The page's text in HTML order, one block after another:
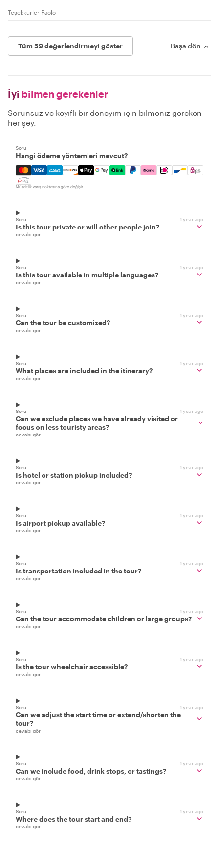
Teşekkürler Paolo
Tüm 59 değerlendirmeyi göster Başa dön
İyi bilmen gerekenler
Sorunsuz ve keyifli bir deneyim için bilmeniz gereken
her şey.
Soru
Hangi ödeme yöntemleri mevcut?
Mastercard, Visa, Amex, Discover, Apple Pay, Google
Müsaitlik varış noktasına göre değişir
Soru 1 year ago
Is this tour private or will other people join?
cevabı gör
Soru 1 year ago
Is this tour available in multiple languages?
cevabı gör
Soru 1 year ago
Can the tour be customized?
cevabı gör
Soru 1 year ago
What places are included in the itinerary?
cevabı gör
Soru 1 year ago
Can we exclude places we have already visited or
focus on less touristy areas?
cevabı gör
Soru 1 year ago
Is hotel or station pickup included?
cevabı gör
Soru 1 year ago
Is airport pickup available?
cevabı gör
Soru 1 year ago
Is transportation included in the tour?
cevabı gör
Soru 1 year ago
Can the tour accommodate children or large groups?
cevabı gör
Soru 1 year ago
Is the tour wheelchair accessible?
cevabı gör
Soru 1 year ago
Can we adjust the start time or extend/shorten the
tour?
cevabı gör
Soru 1 year ago
Can we include food, drink stops, or tastings?
cevabı gör
Soru 1 year ago
Where does the tour start and end?
cevabı gör